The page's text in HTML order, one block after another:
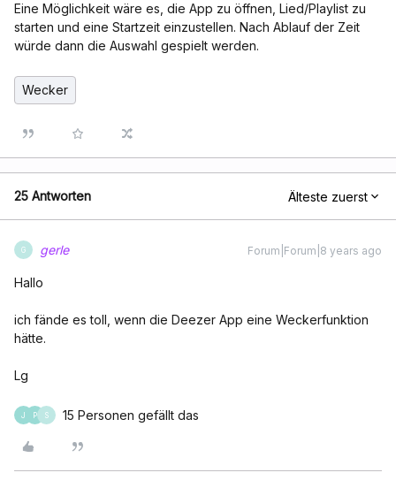
Eine Möglichkeit wäre es, die App zu öffnen, Lied/Playlist zu
starten und eine Startzeit einzustellen. Nach Ablauf der Zeit
würde dann die Auswahl gespielt werden.
Wecker
25 Antworten Älteste zuerst
G gerle Forum|Forum|8 years ago
Hallo
ich fände es toll, wenn die Deezer App eine Weckerfunktion
hätte.
Lg
J P S 15 Personen gefällt das